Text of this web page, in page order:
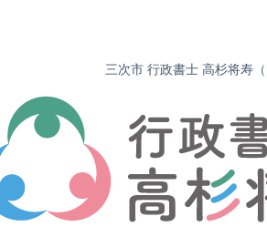
三次市 行政書士 高杉将寿